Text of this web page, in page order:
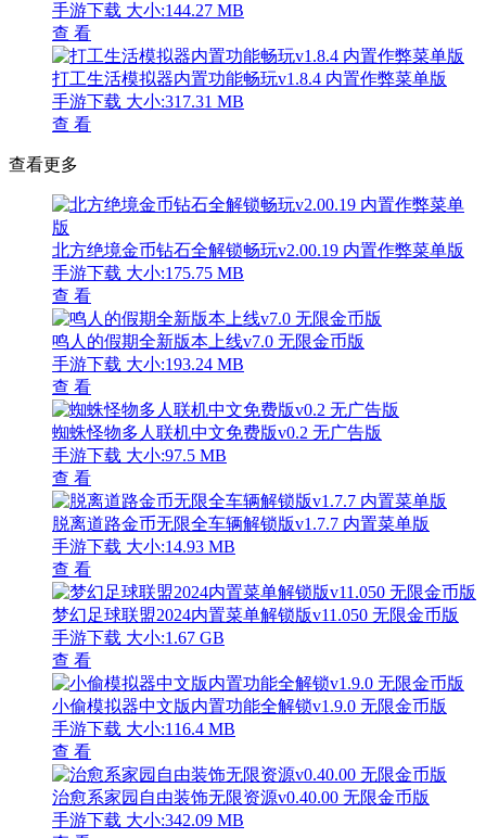
手游下载 大小:144.27 MB
查 看
打工生活模拟器内置功能畅玩v1.8.4 内置作弊菜单版
手游下载 大小:317.31 MB
查 看
查看更多
北方绝境金币钻石全解锁畅玩v2.00.19 内置作弊菜单版
手游下载 大小:175.75 MB
查 看
鸣人的假期全新版本上线v7.0 无限金币版
手游下载 大小:193.24 MB
查 看
蜘蛛怪物多人联机中文免费版v0.2 无广告版
手游下载 大小:97.5 MB
查 看
脱离道路金币无限全车辆解锁版v1.7.7 内置菜单版
手游下载 大小:14.93 MB
查 看
梦幻足球联盟2024内置菜单解锁版v11.050 无限金币版
手游下载 大小:1.67 GB
查 看
小偷模拟器中文版内置功能全解锁v1.9.0 无限金币版
手游下载 大小:116.4 MB
查 看
治愈系家园自由装饰无限资源v0.40.00 无限金币版
手游下载 大小:342.09 MB